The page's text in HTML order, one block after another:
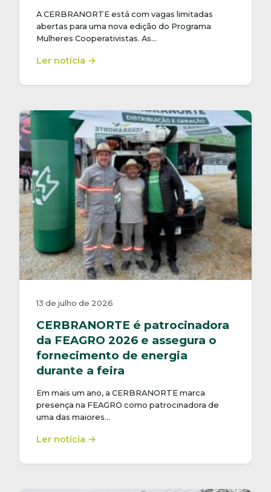
A CERBRANORTE está com vagas limitadas
abertas para uma nova edição do Programa
Mulheres Cooperativistas. As…
Ler notícia →
13 de julho de 2026
CERBRANORTE é patrocinadora
da FEAGRO 2026 e assegura o
fornecimento de energia
durante a feira
Em mais um ano, a CERBRANORTE marca
presença na FEAGRO como patrocinadora de
uma das maiores…
Ler notícia →